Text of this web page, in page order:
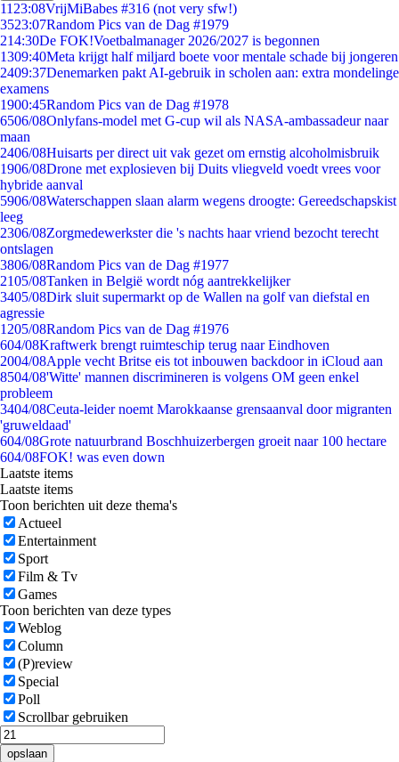
11 23:08VrijMiBabes #316 (not very sfw!)
3523:07Random Pics van de Dag #1979
214:30De FOK!Voetbalmanager 2026/2027 is begonnen
1309:40Meta krijgt half miljard boete voor mentale schade bij jongeren
2409:37Denemarken pakt AI-gebruik in scholen aan: extra mondelinge
examens
1900:45Random Pics van de Dag #1978
6506/08Onlyfans-model met G-cup wil als NASA-ambassadeur naar
maan
2406/08Huisarts per direct uit vak gezet om ernstig alcoholmisbruik
1906/08Drone met explosieven bij Duits vliegveld voedt vrees voor
hybride aanval
5906/08Waterschappen slaan alarm wegens droogte: Gereedschapskist
leeg
2306/08Zorgmedewerkster die 's nachts haar vriend bezocht terecht
ontslagen
3806/08Random Pics van de Dag #1977
2105/08Tanken in België wordt nóg aantrekkelijker
3405/08Dirk sluit supermarkt op de Wallen na golf van diefstal en
agressie
1205/08Random Pics van de Dag #1976
604/08Kraftwerk brengt ruimteschip terug naar Eindhoven
2004/08Apple vecht Britse eis tot inbouwen backdoor in iCloud aan
8504/08'Witte' mannen discrimineren is volgens OM geen enkel
probleem
3404/08Ceuta-leider noemt Marokkaanse grensaanval door migranten
'gruweldaad'
604/08Grote natuurbrand Boschhuizerbergen groeit naar 100 hectare
604/08FOK! was even down
Laatste items
Laatste items
Toon berichten uit deze thema's
Actueel
Entertainment
Sport
Film & Tv
Games
Toon berichten van deze types
Weblog
Column
(P)review
Special
Poll
Scrollbar gebruiken
opslaan